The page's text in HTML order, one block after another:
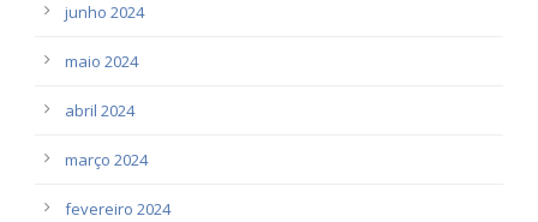
junho 2024
maio 2024
abril 2024
março 2024
fevereiro 2024